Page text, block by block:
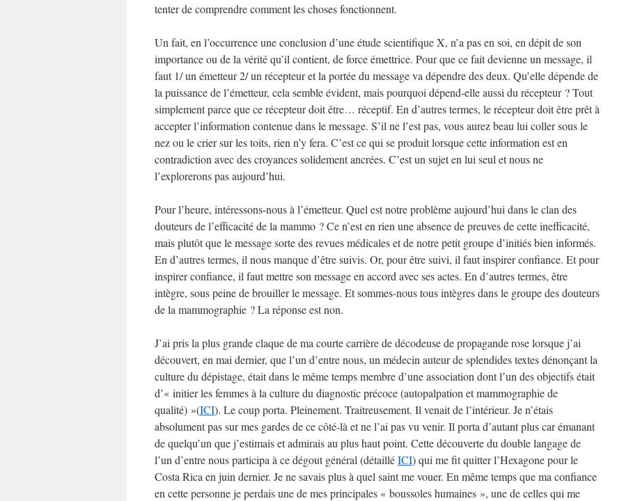
tenter de comprendre comment les choses fonctionnent.
Un fait, en l’occurrence une conclusion d’une étude scientifique X, n’a pas en soi, en dépit de son
importance ou de la vérité qu’il contient, de force émettrice. Pour que ce fait devienne un message, il
faut 1/ un émetteur 2/ un récepteur et la portée du message va dépendre des deux. Qu’elle dépende de
la puissance de l’émetteur, cela semble évident, mais pourquoi dépend-elle aussi du récepteur ? Tout
simplement parce que ce récepteur doit être… réceptif. En d’autres termes, le récepteur doit être prêt à
accepter l’information contenue dans le message. S’il ne l’est pas, vous aurez beau lui coller sous le
nez ou le crier sur les toits, rien n’y fera. C’est ce qui se produit lorsque cette information est en
contradiction avec des croyances solidement ancrées. C’est un sujet en lui seul et nous ne
l’explorerons pas aujourd’hui.
Pour l’heure, intéressons-nous à l’émetteur. Quel est notre problème aujourd’hui dans le clan des
douteurs de l’efficacité de la mammo ? Ce n’est en rien une absence de preuves de cette inefficacité,
mais plutôt que le message sorte des revues médicales et de notre petit groupe d’initiés bien informés.
En d’autres termes, il nous manque d’être suivis. Or, pour être suivi, il faut inspirer confiance. Et pour
inspirer confiance, il faut mettre son message en accord avec ses actes. En d’autres termes, être
intègre, sous peine de brouiller le message. Et sommes-nous tous intègres dans le groupe des douteurs
de la mammographie ? La réponse est non.
J’ai pris la plus grande claque de ma courte carrière de décodeuse de propagande rose lorsque j’ai
découvert, en mai dernier, que l’un d’entre nous, un médecin auteur de splendides textes dénonçant la
culture du dépistage, était dans le même temps membre d’une association dont l’un des objectifs était
d’« initier les femmes à la culture du diagnostic précoce (autopalpation et mammographie de
qualité) »(ICI). Le coup porta. Pleinement. Traitreusement. Il venait de l’intérieur. Je n’étais
absolument pas sur mes gardes de ce côté-là et ne l’ai pas vu venir. Il porta d’autant plus car émanant
de quelqu’un que j’estimais et admirais au plus haut point. Cette découverte du double langage de
l’un d’entre nous participa à ce dégout général (détailléICI) qui me fit quitter l’Hexagone pour le
Costa Rica en juin dernier. Je ne savais plus à quel saint me vouer. En même temps que ma confiance
en cette personne je perdais une de mes principales « boussoles humaines », une de celles qui me